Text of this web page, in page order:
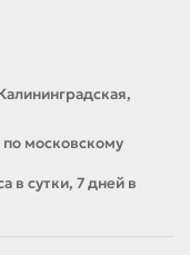
по московскому
в сутки, 7 дней в